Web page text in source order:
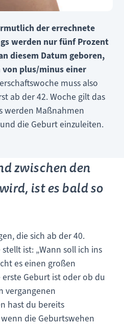
der errechnete
werden nur fünf Prozent
diesem Datum geboren,
von plus/minus einer
muss also
ab der 42. Woche gilt das
werden Maßnahmen
die Geburt einzuleiten.
zwischen den
ist es bald so
die sich ab der 40.
ist: „Wann soll ich ins
es einen großen
Geburt ist oder ob du
vergangenen
hast du bereits
die Geburtswehen